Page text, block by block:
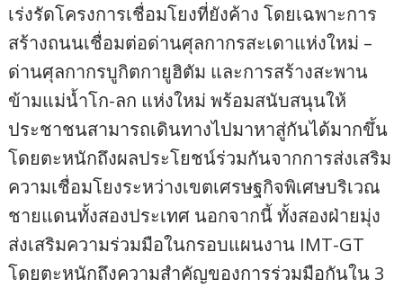
เร่งรัดโครงการเชื่อมโยงที่ยังค้าง โดยเฉพาะการ
สร้างถนนเชื่อมต่อด่านศุลกากรสะเดาแห่งใหม่ –
ด่านศุลกากรบูกิตกายูฮิตัม และการสร้างสะพาน
ข้ามแม่น้ำโก-ลก แห่งใหม่ พร้อมสนับสนุนให้
ประชาชนสามารถเดินทางไปมาหาสู่กันได้มากขึ้น
โดยตะหนักถึงผลประโยชน์ร่วมกันจากการส่งเสริม
ความเชื่อมโยงระหว่างเขตเศรษฐกิจพิเศษบริเวณ
ชายแดนทั้งสองประเทศ นอกจากนี้ ทั้งสองฝ่ายมุ่ง
ส่งเสริมความร่วมมือในกรอบแผนงาน IMT-GT
โดยตะหนักถึงความสำคัญของการร่วมมือกันใน 3